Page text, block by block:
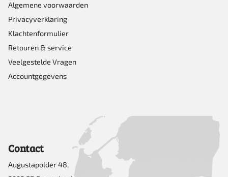
Algemene voorwaarden
Privacyverklaring
Klachtenformulier
Retouren & service
Veelgestelde Vragen
Accountgegevens
Contact
Augustapolder 48,